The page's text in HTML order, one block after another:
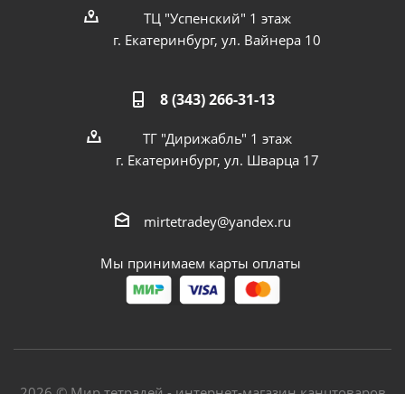
ТЦ "Успенский" 1 этаж
г. Екатеринбург, ул. Вайнера 10
8 (343) 266-31-13
ТГ "Дирижабль" 1 этаж
г. Екатеринбург, ул. Шварца 17
mirtetradey@yandex.ru
Мы принимаем карты оплаты